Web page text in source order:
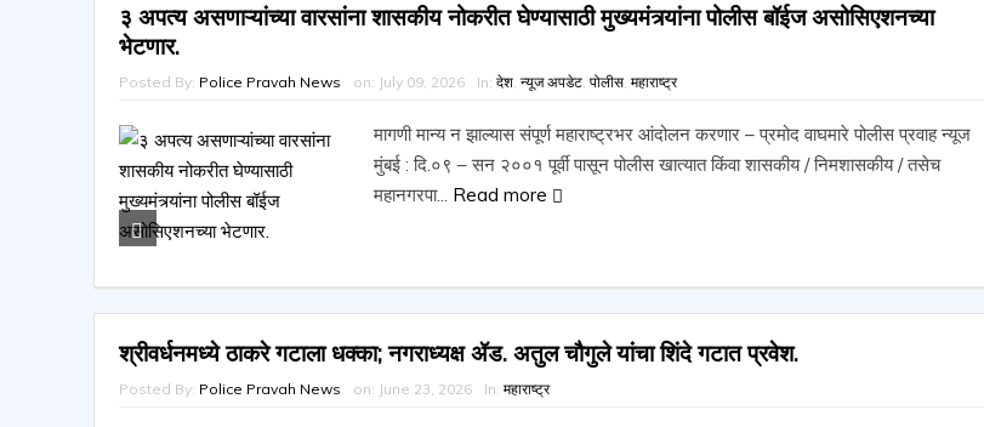
३ अपत्य असणाऱ्यांच्या वारसांना शासकीय नोकरीत घेण्यासाठी मुख्यमंत्र्यांना पोलीस बॉईज असोसिएशनच्या
भेटणार.
Posted By: Police Pravah News on: July 09, 2026 In: देश, न्यूज अपडेट, पोलीस, महाराष्ट्र
मागणी मान्य न झाल्यास संपूर्ण महाराष्ट्रभर आंदोलन करणार – प्रमोद वाघमारे पोलीस प्रवाह न्यूज
मुंबई : दि.०९ – सन २००१ पूर्वी पासून पोलीस खात्यात किंवा शासकीय / निमशासकीय / तसेच
महानगरपा... Read more
श्रीवर्धनमध्ये ठाकरे गटाला धक्का; नगराध्यक्ष ॲड. अतुल चौगुले यांचा शिंदे गटात प्रवेश.
Posted By: Police Pravah News on: June 23, 2026 In: महाराष्ट्र